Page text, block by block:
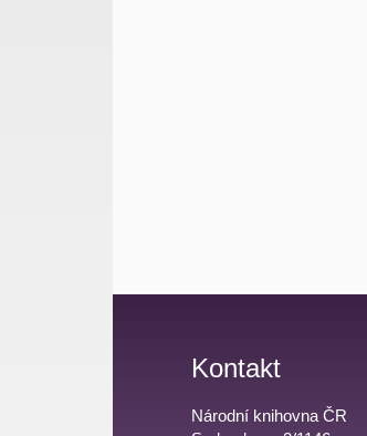
Kontakt
Národní knihovna ČR